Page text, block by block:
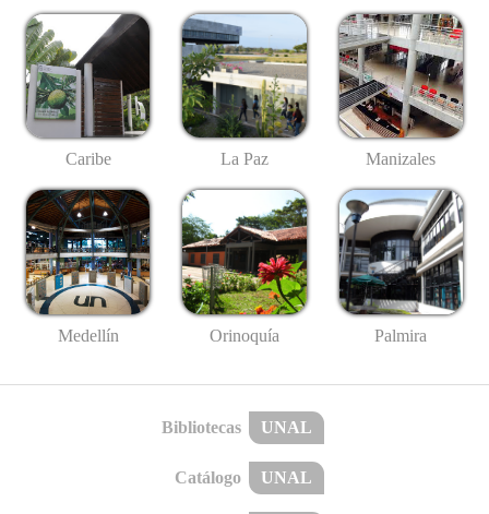
Caribe La Paz Manizales
Medellín Orinoquía Palmira
Bibliotecas UNAL
Catálogo UNAL